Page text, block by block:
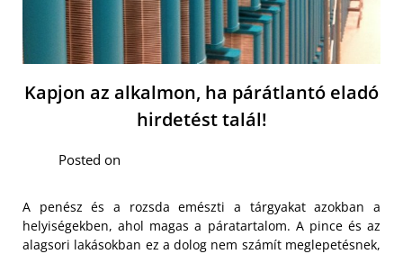
Kapjon az alkalmon, ha párátlantó eladó
hirdetést talál!
Posted on
A penész és a rozsda emészti a tárgyakat azokban a
helyiségekben, ahol magas a páratartalom. A pince és az
alagsori lakásokban ez a dolog nem számít meglepetésnek,